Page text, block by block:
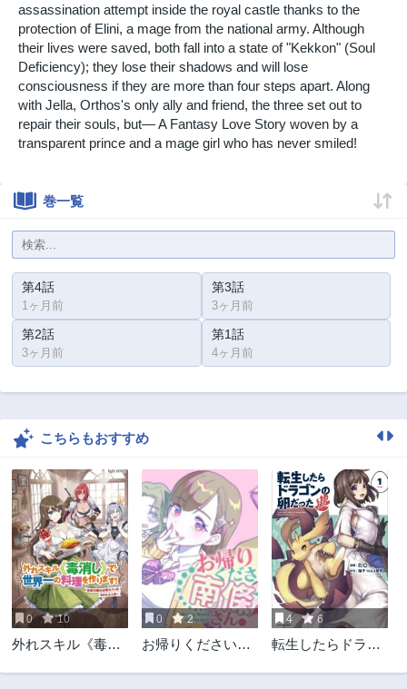
assassination attempt inside the royal castle thanks to the
protection of Elini, a mage from the national army. Although
their lives were saved, both fall into a state of "Kekkon" (Soul
Deficiency); they lose their shadows and will lose
consciousness if they are more than four steps apart. Along
with Jella, Orthos's only ally and friend, the three set out to
repair their souls, but— A Fantasy Love Story woven by a
transparent prince and a mage girl who has never smiled!
巻一覧
第4話
1ヶ月前
第3話
3ヶ月前
第2話
3ヶ月前
第1話
4ヶ月前
こちらもおすすめ
0 10
外れスキル《毒消
0 2
お帰りください、
4 6
転生したらドラゴ